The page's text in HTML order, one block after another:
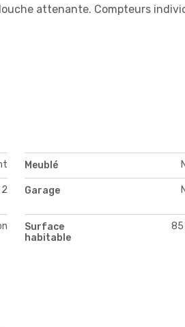
attenante. Compteurs
Meublé
2 Garage
Surface
habitable
85